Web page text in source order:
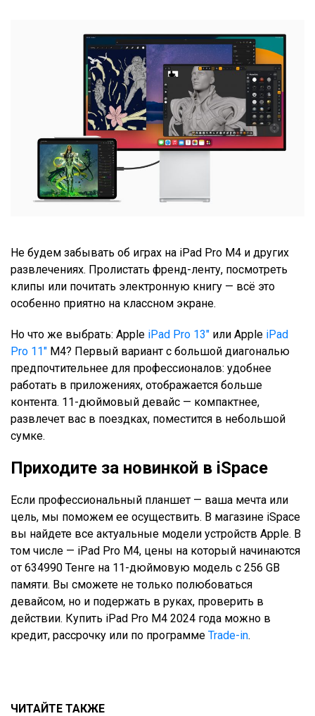
Не будем забывать об играх на iPad Pro M4 и других
развлечениях. Пролистать френд-ленту, посмотреть
клипы или почитать электронную книгу — всё это
особенно приятно на классном экране.
Но что же выбрать: Apple iPad Pro 13″ или Apple iPad
Pro 11″ M4? Первый вариант с большой диагональю
предпочтительнее для профессионалов: удобнее
работать в приложениях, отображается больше
контента. 11-дюймовый девайс — компактнее,
развлечет вас в поездках, поместится в небольшой
сумке.
Приходите за новинкой в iSpace
Если профессиональный планшет — ваша мечта или
цель, мы поможем ее осуществить. В магазине iSpace
вы найдете все актуальные модели устройств Apple. В
том числе — iPad Pro M4, цены на который начинаются
от 634990 Тенге на 11-дюймовую модель с 256 GB
памяти. Вы сможете не только полюбоваться
девайсом, но и подержать в руках, проверить в
действии. Купить iPad Pro M4 2024 года можно в
кредит, рассрочку или по программе Trade-in.
ЧИТАЙТЕ ТАКЖЕ